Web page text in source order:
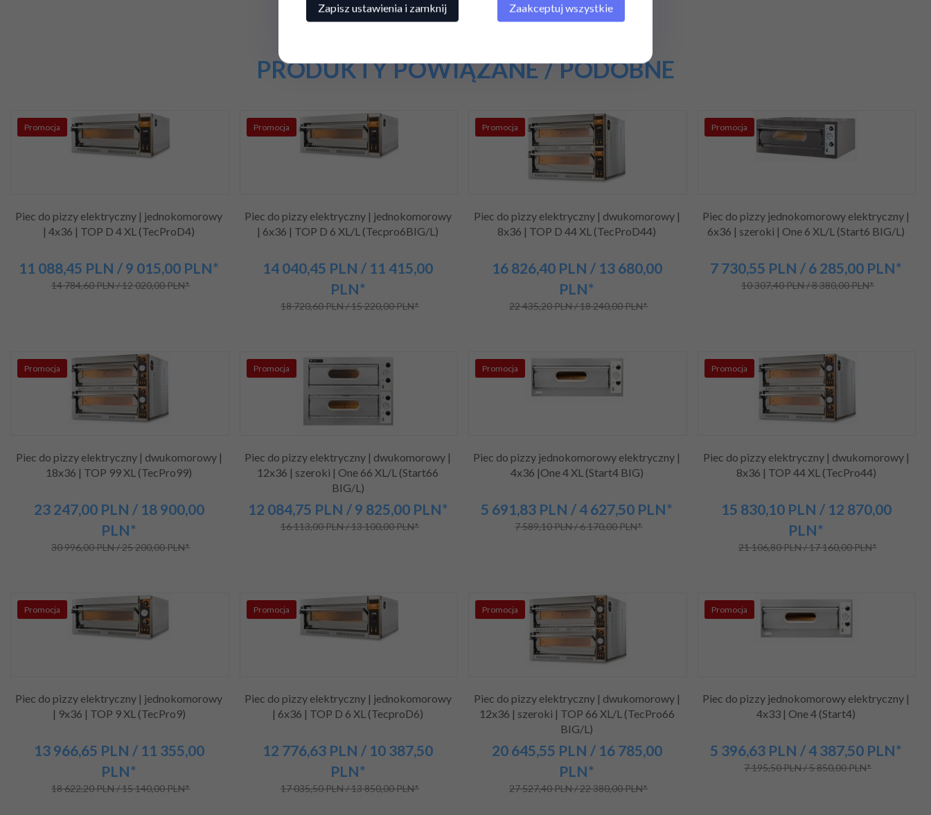
PRODUKTY POWIĄZANE / PODOBNE
Promocja
Piec do pizzy elektryczny | jednokomorowy
| 4x36 | TOP D 4 XL (TecProD4)
11 088,45 PLN/ 9 015,00 PLN*
14 784,60 PLN / 12 020,00 PLN*
Promocja
Piec do pizzy elektryczny | jednokomorowy
| 6x36 | TOP D 6 XL/L (Tecpro6BIG/L)
14 040,45 PLN/ 11 415,00
PLN*
18 720,60 PLN / 15 220,00 PLN*
Promocja
Piec do pizzy elektryczny | dwukomorowy |
8x36 | TOP D 44 XL (TecProD44)
16 826,40PLN / 13 680,00
PLN*
22 435,20 PLN / 18 240,00 PLN*
Promocja
Piec do pizzy jednokomorowy elektryczny |
6x36 | szeroki | One 6 XL/L (Start6 BIG/L)
7 730,55 PLN/ 6 285,00 PLN*
10 307,40 PLN / 8 380,00 PLN*
Promocja
Piec do pizzy elektryczny | dwukomorowy |
18x36 | TOP 99 XL (TecPro99)
23 247,00PLN / 18 900,00
PLN*
30 996,00 PLN / 25 200,00 PLN*
Promocja
Piec do pizzy elektryczny | dwukomorowy |
12x36 | szeroki | One 66 XL/L (Start66
BIG/L)
12 084,75 PLN / 9 825,00 PLN*
16 113,00 PLN / 13 100,00 PLN*
Promocja
Piec do pizzy jednokomorowy elektryczny |
4x36 |One 4 XL (Start4 BIG)
5 691,83 PLN/ 4 627,50 PLN*
7 589,10 PLN / 6 170,00 PLN*
Promocja
Piec do pizzy elektryczny | dwukomorowy |
8x36 | TOP 44 XL (TecPro44)
15 830,10PLN / 12 870,00
PLN*
21 106,80 PLN / 17 160,00 PLN*
Promocja
Piec do pizzy elektryczny | jednokomorowy
| 9x36 | TOP 9 XL (TecPro9)
13 966,65 PLN / 11 355,00
PLN*
18 622,20 PLN / 15 140,00 PLN*
Promocja
Piec do pizzy elektryczny | jednokomorowy
| 6x36 | TOP D 6 XL (TecproD6)
12 776,63 PLN/ 10 387,50
PLN*
17 035,50 PLN / 13 850,00 PLN*
Promocja
Piec do pizzy elektryczny | dwukomorowy |
12x36 | szeroki | TOP 66 XL/L (TecPro66
BIG/L)
20 645,55 PLN / 16 785,00
PLN*
27 527,40 PLN / 22 380,00 PLN*
Promocja
Piec do pizzy jednokomorowy elektryczny |
4x33 | One 4 (Start4)
5 396,63 PLN/ 4 387,50 PLN*
7 195,50 PLN / 5 850,00 PLN*
Zapisz ustawienia i zamknij Zaakceptuj wszystkie